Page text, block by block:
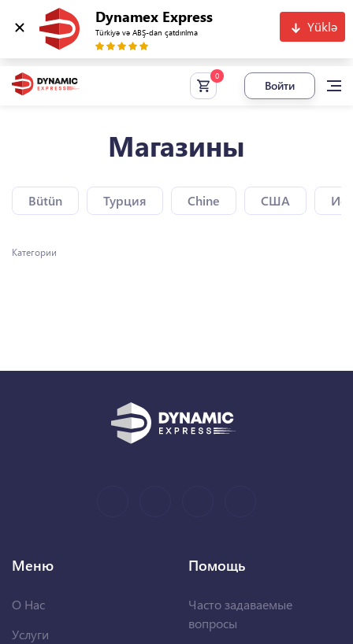
Dynamex Express
Türkiyə və ABŞ-dan çatdırılma Yüklə
Войти
Магазины
Bütün Турция Chine США
Категории
Меню
О Нас
Услуги
Помощь
Часто задаваемые
вопросы